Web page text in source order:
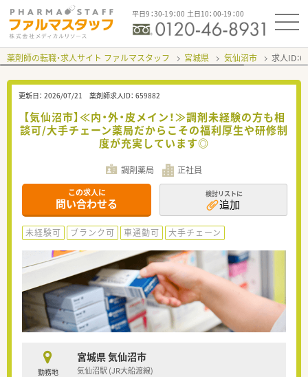
平日9：30-19：00 土日10：00-19：00
薬剤師の転職・求人サイト ファルマスタッフ 宮城県 気仙沼市 求人ID：
更新日： 2026/07/21 薬剤師求人ID： 659882
【気仙沼市】≪内・外・皮メイン！≫調剤未経験の方も相
談可/大手チェーン薬局だからこその福利厚生や研修制
度が充実しています◎
調剤薬局 正社員
この求人に
問い合わせる
検討リストに
追加
未経験可 ブランク可 車通勤可 大手チェーン
勤務地
宮城県 気仙沼市
気仙沼駅 (JR大船渡線)